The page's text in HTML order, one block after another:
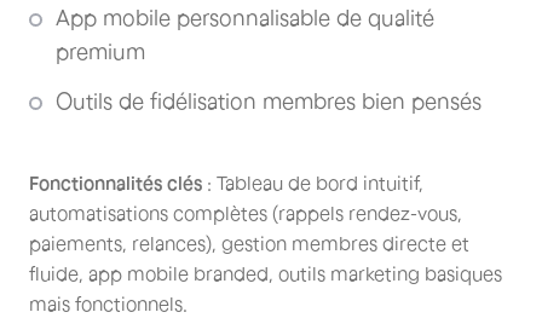
App mobile personnalisable de qualité
premium
Outils de fidélisation membres bien pensés
Fonctionnalités clés : Tableau de bord intuitif,
automatisations complètes (rappels rendez-vous,
paiements, relances), gestion membres directe et
fluide, app mobile branded, outils marketing basiques
mais fonctionnels.